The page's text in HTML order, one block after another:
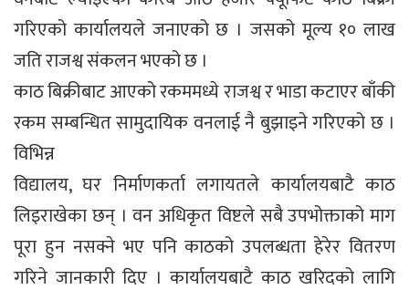
गरिएको कार्यालयले जनाएको छ । जसको मूल्य १० लाख
जति राजश्व संकलन भएको छ ।
काठ बिक्रीबाट आएको रकममध्ये राजश्व र भाडा कटाएर बाँकी
रकम सम्बन्धित सामुदायिक वनलाई नै बुझाइने गरिएको छ ।
विभिन्न
विद्यालय, घर निर्माणकर्ता लगायतले कार्यालयबाटै काठ
लिइराखेका छन् । वन अधिकृत विष्टले सबै उपभोक्ताको माग
पूरा हुन नसक्ने भए पनि काठको उपलब्धता हेरेर वितरण
गरिने जानकारी दिए । कार्यालयबाटै काठ खरिदको लागि